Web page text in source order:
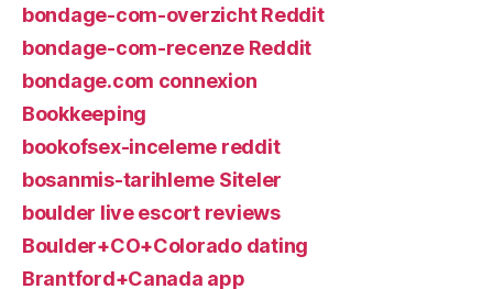
bondage-com-overzicht Reddit
bondage-com-recenze Reddit
bondage.com connexion
Bookkeeping
bookofsex-inceleme reddit
bosanmis-tarihleme Siteler
boulder live escort reviews
Boulder+CO+Colorado dating
Brantford+Canada app